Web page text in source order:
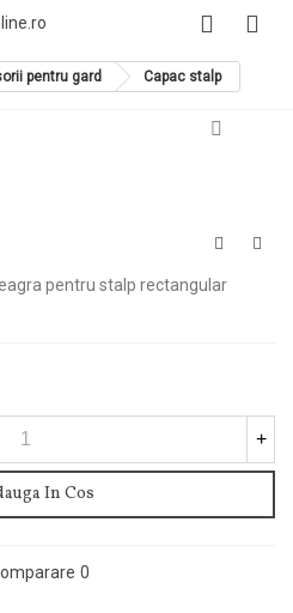
pentru gard Capac stalp
pentru stalp rectangular
+
In Cos
0